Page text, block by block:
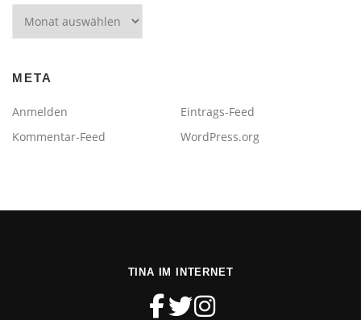
META
Anmelden
Eintrags-Feed
Kommentar-Feed
WordPress.org
TINA IM INTERNET